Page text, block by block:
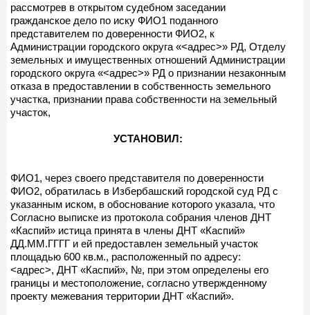
рассмотрев в открытом судебном заседании
гражданское дело по иску ФИО1 поданного
представителем по доверенности ФИО2, к
Администрации городского округа «<адрес>» РД, Отделу
земельных и имущественных отношений Администрации
городского округа «<адрес>» РД о признании незаконным
отказа в предоставлении в собственность земельного
участка, признании права собственности на земельный
участок,
УСТАНОВИЛ:
ФИО1, через своего представителя по доверенности
ФИО2, обратилась в Избербашский городской суд РД с
указанным иском, в обоснование которого указала, что
Согласно выписке из протокола собрания членов ДНТ
«Каспий» истица принята в члены ДНТ «Каспий»
ДД.ММ.ГГГГ и ей предоставлен земельный участок
площадью 600 кв.м., расположенный по адресу:
<адрес>, ДНТ «Каспий», №, при этом определены его
границы и местоположение, согласно утвержденному
проекту межевания территории ДНТ «Каспий».